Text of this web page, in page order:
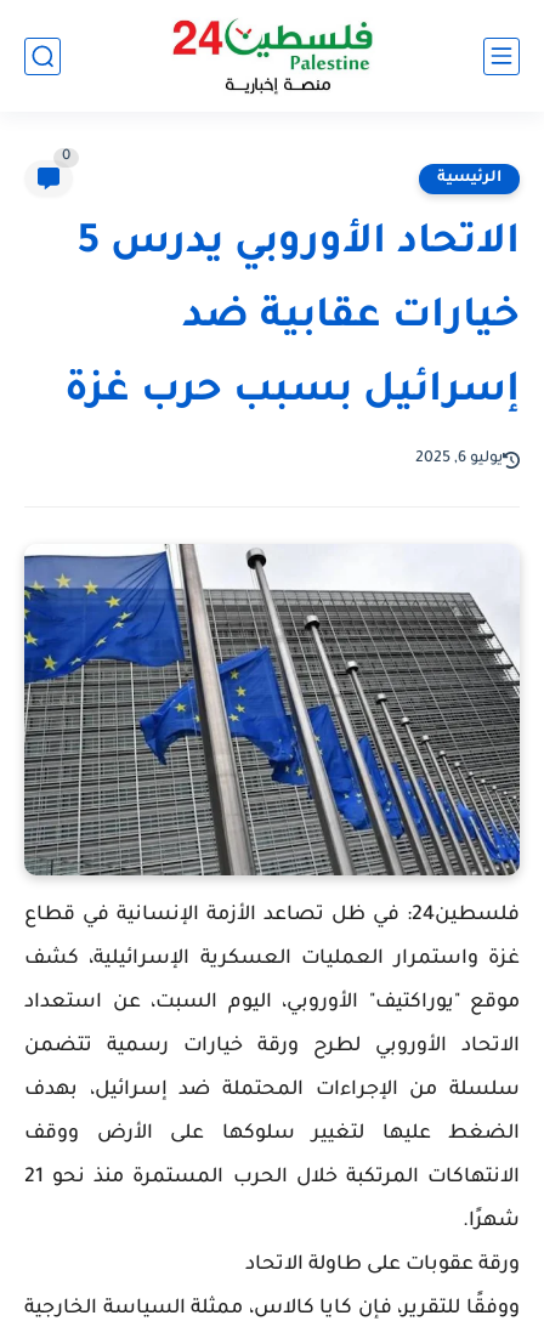
الرئيسية
0
الاتحاد الأوروبي يدرس 5
خيارات عقابية ضد
إسرائيل بسبب حرب غزة
يوليو 6, 2025
فلسطين24: في ظل تصاعد الأزمة الإنسانية في قطاع
غزة واستمرار العمليات العسكرية الإسرائيلية، كشف
موقع "يوراكتيف" الأوروبي، اليوم السبت، عن استعداد
الاتحاد الأوروبي لطرح ورقة خيارات رسمية تتضمن
سلسلة من الإجراءات المحتملة ضد إسرائيل، بهدف
الضغط عليها لتغيير سلوكها على الأرض ووقف
الانتهاكات المرتكبة خلال الحرب المستمرة منذ نحو 21
شهرًا.
ورقة عقوبات على طاولة الاتحاد
ووفقًا للتقرير، فإن كايا كالاس، ممثلة السياسة الخارجية